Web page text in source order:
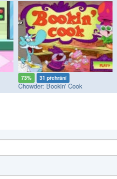
73% 31 přehrání
Chowder: Bookin' Cook